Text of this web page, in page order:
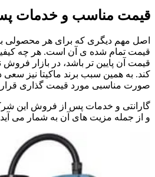
قیمت مناسب و خدمات
اصل مهم دیگری که برای هر محصولی
قیمت تمام شده ی آن است. هر چه
قیمت آن پایین تر باشد، در بازار فروش
کند. به همین سبب برند ماکیتا نیز سعی
صورت مناسبی مورد قیمت گذاری قرار
گارانتی و خدمات پس از فروش این
و از جمله مزیت های آن به شمار می